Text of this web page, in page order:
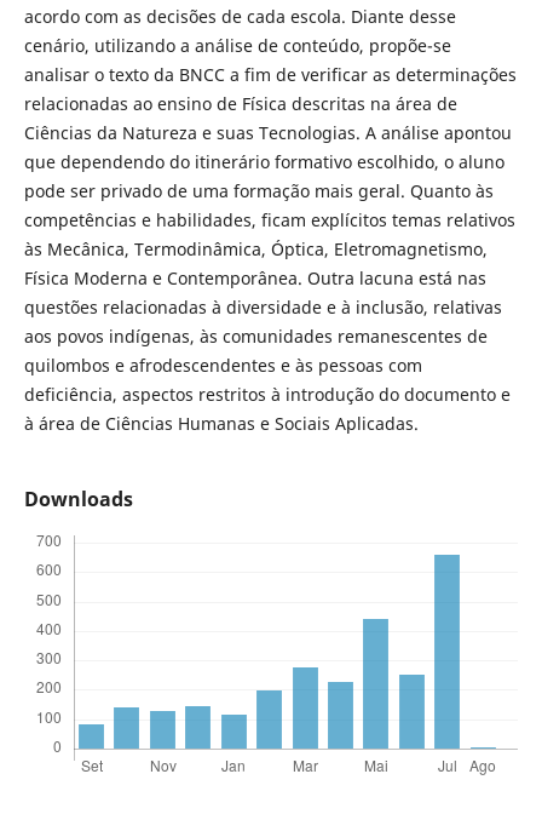
acordo com as decisões de cada escola. Diante desse
cenário, utilizando a análise de conteúdo, propõe-se
analisar o texto da BNCC a fim de verificar as determinações
relacionadas ao ensino de Física descritas na área de
Ciências da Natureza e suas Tecnologias. A análise apontou
que dependendo do itinerário formativo escolhido, o aluno
pode ser privado de uma formação mais geral. Quanto às
competências e habilidades, ficam explícitos temas relativos
às Mecânica, Termodinâmica, Óptica, Eletromagnetismo,
Física Moderna e Contemporânea. Outra lacuna está nas
questões relacionadas à diversidade e à inclusão, relativas
aos povos indígenas, às comunidades remanescentes de
quilombos e afrodescendentes e às pessoas com
deficiência, aspectos restritos à introdução do documento e
à área de Ciências Humanas e Sociais Aplicadas.
Downloads